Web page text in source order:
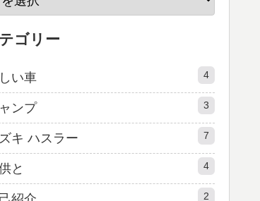
ゴリー
い車 4
ンプ 3
キ ハスラー 7
と 4
2